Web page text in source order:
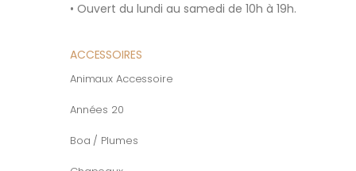
• Ouvert du lundi au samedi de 10h à 19h.
ACCESSOIRES
Animaux Accessoire
Années 20
Boa / Plumes